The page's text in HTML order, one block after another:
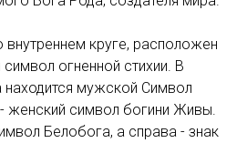
круге, расположен
огненной стихии. В
находится мужской Символ
женский символ богини Живы.
Белобога, а справа - знак